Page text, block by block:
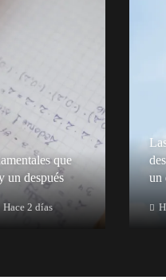
que
un después
Hace 2 días
un